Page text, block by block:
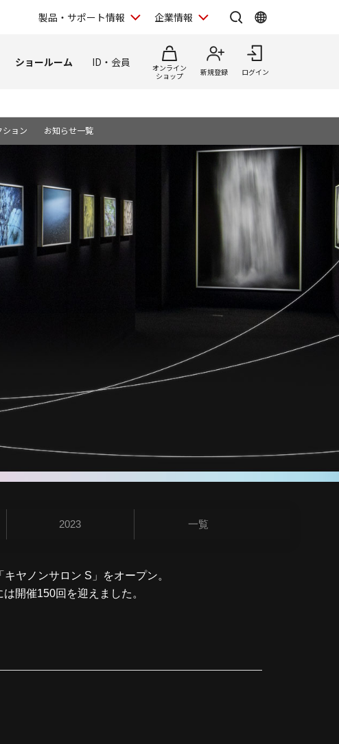
製品・サポート情報 企業情報
ショールーム ID・会員
オンライン
ショップ
新規登録 ログイン
ション お知らせ一覧
2023 一覧
ヤノンサロン S」をオープン。
開催150回を迎えました。